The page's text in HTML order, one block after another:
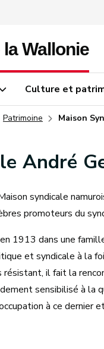
Culture et
Patrimoine Maison
André
syndicale
promoteurs du
1913 dans une
et syndicale à la
résistant, il fait la
sensibilisé à la
à ce dernier